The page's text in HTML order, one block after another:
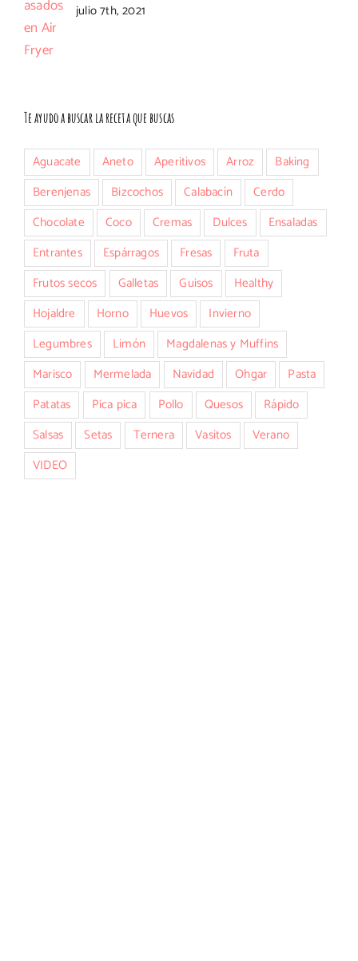
julio 7th, 2021
Te ayudo a buscar la receta que buscas
Aguacate Aneto Aperitivos Arroz
Baking
Berenjenas
Bizcochos Calabacín
Cerdo
Chocolate
Coco Cremas Dulces
Ensaladas
Entrantes
Espárragos Fresas
Fruta
Frutos secos
Galletas Guisos
Healthy
Hojaldre
Horno Huevos
Invierno
Legumbres
Limón
Magdalenas y Muffins
Marisco
Mermelada Navidad Ohgar
Pasta
Patatas
Pica pica Pollo Quesos
Rápido
Salsas
Setas Ternera Vasitos
Verano
VIDEO